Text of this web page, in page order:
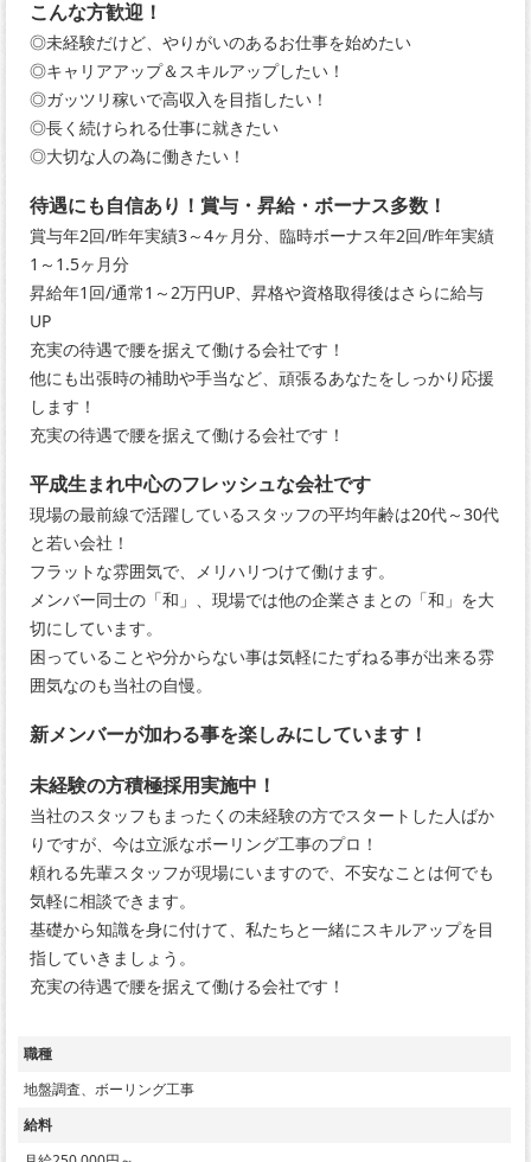
こんな方歓迎！
◎未経験だけど、やりがいのあるお仕事を始めたい
◎キャリアアップ＆スキルアップしたい！
◎ガッツリ稼いで高収入を目指したい！
◎長く続けられる仕事に就きたい
◎大切な人の為に働きたい！
待遇にも自信あり！賞与・昇給・ボーナス多数！
賞与年2回/昨年実績3～4ヶ月分、臨時ボーナス年2回/昨年実績
1～1.5ヶ月分
昇給年1回/通常1～2万円UP、昇格や資格取得後はさらに給与
UP
充実の待遇で腰を据えて働ける会社です！
他にも出張時の補助や手当など、頑張るあなたをしっかり応援
します！
充実の待遇で腰を据えて働ける会社です！
平成生まれ中心のフレッシュな会社です
現場の最前線で活躍しているスタッフの平均年齢は20代～30代
と若い会社！
フラットな雰囲気で、メリハリつけて働けます。
メンバー同士の「和」、現場では他の企業さまとの「和」を大
切にしています。
困っていることや分からない事は気軽にたずねる事が出来る雰
囲気なのも当社の自慢。
新メンバーが加わる事を楽しみにしています！
未経験の方積極採用実施中！
当社のスタッフもまったくの未経験の方でスタートした人ばか
りですが、今は立派なボーリング工事のプロ！
頼れる先輩スタッフが現場にいますので、不安なことは何でも
気軽に相談できます。
基礎から知識を身に付けて、私たちと一緒にスキルアップを目
指していきましょう。
充実の待遇で腰を据えて働ける会社です！
職種
地盤調査、ボーリング工事
給料